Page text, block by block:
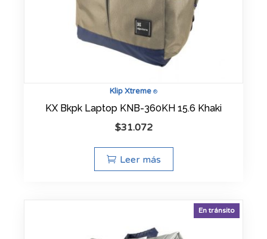
Klip Xtreme ®
KX Bkpk Laptop KNB-360KH 15.6 Khaki
$31.072
Leer más
En tránsito